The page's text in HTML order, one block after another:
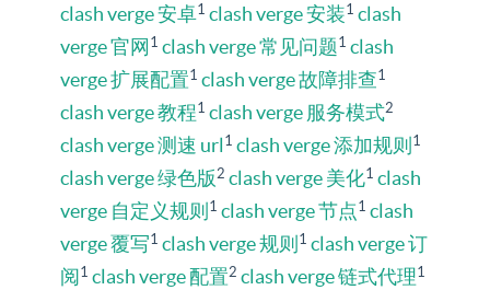
clash verge 安卓1 clash verge 安装1 clash
verge 官网 1 clash verge 常见问题1 clash
verge 扩展配置1 clash verge 故障排查1
clash verge 教程1 clash verge 服务模式2
clash verge 测速 url 1 clash verge 添加规则 1
clash verge 绿色版2 clash verge 美化1 clash
verge 自定义规则 1 clash verge 节点1 clash
verge 覆写1 clash verge 规则 1 clash verge 订
阅1 clash verge 配置2 clash verge 链式代理1